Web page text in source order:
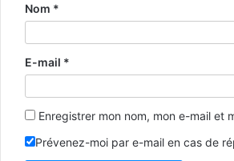
Nom *
E-mail *
Enregistrer mon nom, mon e-mail et
Prévenez-moi par e-mail en cas de